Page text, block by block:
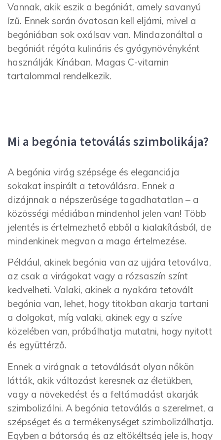
Vannak, akik eszik a begóniát, amely savanyú
ízű. Ennek során óvatosan kell eljárni, mivel a
begóniában sok oxálsav van. Mindazonáltal a
begóniát régóta kulináris és gyógynövényként
használják Kínában. Magas C-vitamin
tartalommal rendelkezik.
Mi a begónia tetoválás szimbolikája?
A begónia virág szépsége és eleganciája
sokakat inspirált a tetoválásra. Ennek a
dizájnnak a népszerűsége tagadhatatlan – a
közösségi médiában mindenhol jelen van! Több
jelentés is értelmezhető ebből a kialakításból, de
mindenkinek megvan a maga értelmezése.
Például, akinek begónia van az ujjára tetoválva,
az csak a virágokat vagy a rózsaszín színt
kedvelheti. Valaki, akinek a nyakára tetovált
begónia van, lehet, hogy titokban akarja tartani
a dolgokat, míg valaki, akinek egy a szíve
közelében van, próbálhatja mutatni, hogy nyitott
és együttérző.
Ennek a virágnak a tetoválását olyan nőkön
látták, akik változást keresnek az életükben,
vagy a növekedést és a feltámadást akarják
szimbolizálni. A begónia tetoválás a szerelmet, a
szépséget és a termékenységet szimbolizálhatja.
Egyben a bátorság és az eltökéltség jele is, hogy